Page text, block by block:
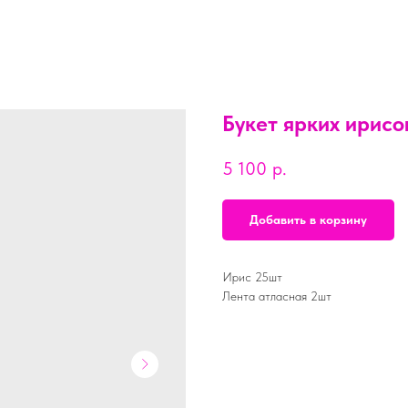
Букет ярких
5 100 р.
Добавить в корзину
Ирис 25шт
Лента атласная 2шт